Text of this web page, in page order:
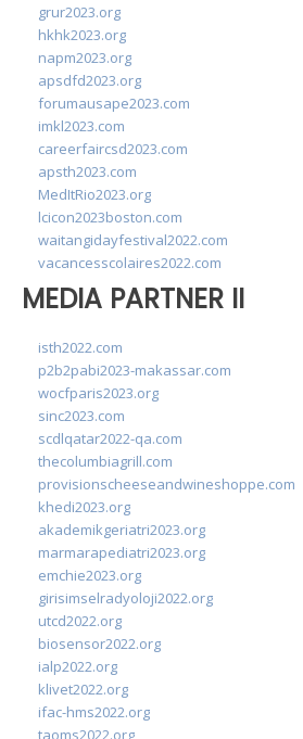
grur2023.org
hkhk2023.org
napm2023.org
apsdfd2023.org
forumausape2023.com
imkl2023.com
careerfaircsd2023.com
apsth2023.com
MedItRio2023.org
lcicon2023boston.com
waitangidayfestival2022.com
vacancesscolaires2022.com
MEDIA PARTNER II
isth2022.com
p2b2pabi2023-makassar.com
wocfparis2023.org
sinc2023.com
scdlqatar2022-qa.com
thecolumbiagrill.com
provisionscheeseandwineshoppe.com
khedi2023.org
akademikgeriatri2023.org
marmarapediatri2023.org
emchie2023.org
girisimselradyoloji2022.org
utcd2022.org
biosensor2022.org
ialp2022.org
klivet2022.org
ifac-hms2022.org
taoms2022.org